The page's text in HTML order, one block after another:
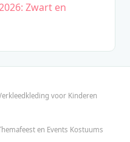
Zwart en
voor Kinderen
en Events Kostuums